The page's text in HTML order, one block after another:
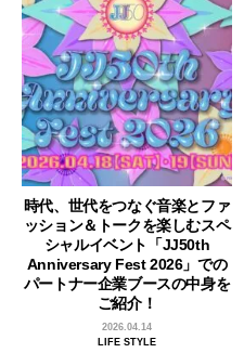
時代、世代をつなぐ音楽とファ
ッション＆トークを楽しむスペ
シャルイベント「JJ50th
Anniversary Fest 2026」での
パートナー企業ブースの中身を
ご紹介！
2026.04.14
LIFE STYLE